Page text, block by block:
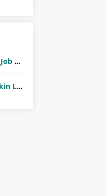
[HR Tips] Jangan Pasif Setelah Job Fair! Ini Pentingnya Follow-Up Setelah Job Fair
[HR Insider] Lowongan PG Makin Langka: Murni Seleksi atau Jalur Orang Dalam?